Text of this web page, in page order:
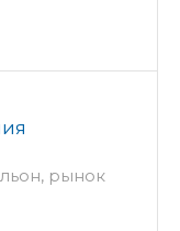
рынок